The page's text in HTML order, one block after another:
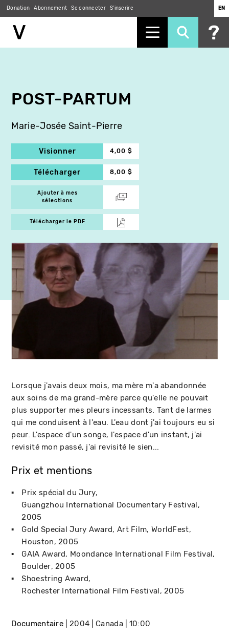
Donation Abonnement Se connecter S'inscrire EN
POST-PARTUM
Marie-Josée Saint-Pierre
Visionner 4,00 $
Télécharger 8,00 $
Ajouter à mes
sélections
Télécharger le PDF
Lorsque j'avais deux mois, ma mère m'a abandonnée
aux soins de ma grand-mère parce qu'elle ne pouvait
plus supporter mes pleurs incessants. Tant de larmes
qui me conduisent à l'eau. L'eau dont j'ai toujours eu si
peur. L'espace d'un songe, l'espace d'un instant, j'ai
revisité mon passé, j'ai revisité le sien...
Prix et mentions
Prix spécial du Jury
Guangzhou International Documentary Festival
2005
Gold Special Jury Award Art Film, WorldFest
Houston 2005
GAIA Award
Moondance International Film Festival
Boulder 2005
Shoestring Award
Rochester International Film Festival 2005
Documentaire 2004 Canada 10:00